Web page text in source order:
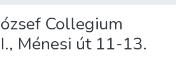
Collegium
Ménesi út 11-13.